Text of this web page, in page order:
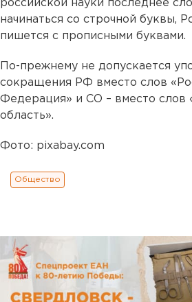
российской науки последнее
начинаться со строчной буквы,
пишется с прописными буквами.
По-прежнему не допускается
сокращения РФ вместо слов
Федерация» и СО – вместо слов
область».
Фото: pixabay.com
Общество